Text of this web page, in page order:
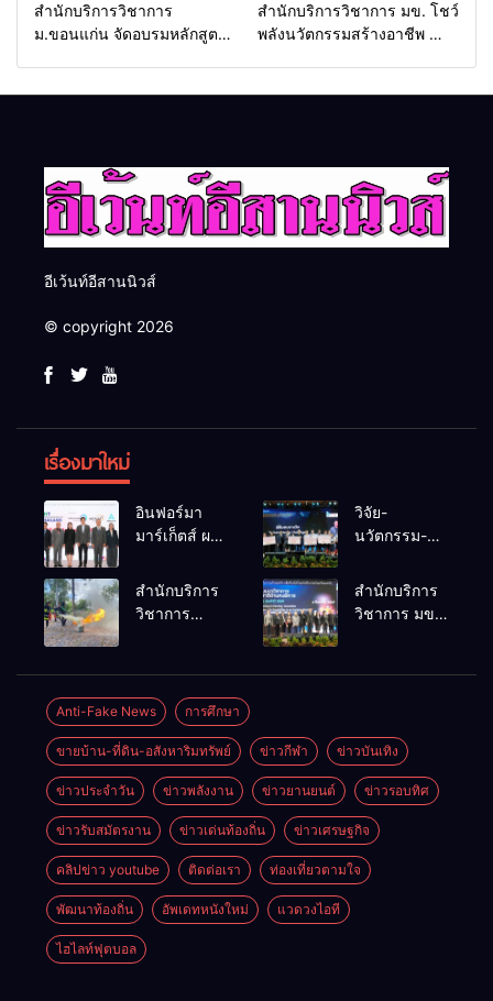
สำนักบริการวิชาการ
ม.ขอนแก่น จัดอบรมหลักสูตร
สำนักบริการวิชาการ มข. โชว์
พลังนวัตกรรมสร้างอาชีพ นำ
อีเว้นท์อีสานนิวส์
© copyright 2026
เรื่องมาใหม่
อินฟอร์มา
มาร์เก็ตส์ ผนึก
ธุรกิจท่อง
เที่ยว-บริการ
Thailand
2026 เชื่อม 4
งานใหญ่
สร้างโอกาส
ธุรกิจครบ
วงจร ด้วยครับ
วิจัย-
นวัตกรรม-
คือโอกาสใหม่
ของคนพิการ
เศรษฐกิจ
สำนักบริการ
วิชาการ
เพลิงขั้นต้น”
ยกระดับ
ศักยภาพเจ้า
หน้าที่ท้องถิ่น
รับมืออัคคีภัย
ตามมาตรฐาน
สากล
สำนักบริการ
วิชาการ มข.
เวทีระดับชาติ
NCPD 2026
เปลี่ยน “ผ้า
เหลือ” สู่ราย
ได้ที่ยั่งยืน
Anti-Fake News การศึกษา
ขายบ้าน-ที่ดิน-อสังหาริมทรัพย์ ข่าวกีฬา ข่าวบันเทิง
ข่าวประจำวัน ข่าวพลังงาน ข่าวยานยนต์ ข่าวรอบทิศ
ข่าวรับสมัตรงาน ข่าวเด่นท้องถิ่น ข่าวเศรษฐกิจ
คลิปข่าว youtube ติดต่อเรา ท่องเที่ยวตามใจ
พัฒนาท้องถิ่น อัพเดทหนังใหม่ แวดวงไอที
ไฮไลท์ฟุตบอล